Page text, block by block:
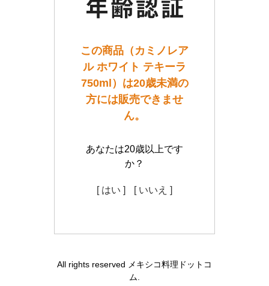
この商品（カミノレア
ル ホワイト テキーラ
750ml）は20歳未満の
方には販売できませ
ん。
あなたは20歳以上です
か？
[ はい ] [ いいえ ]
All rights reserved メキシコ料理ドットコ
ム.